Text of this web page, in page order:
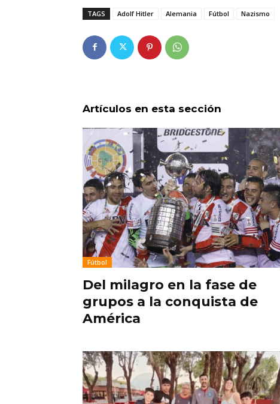
TAGS Adolf Hitler Alemania Fútbol Nazismo
Artículos en esta sección
Fútbol
Del milagro en la fase de
grupos a la conquista de
América